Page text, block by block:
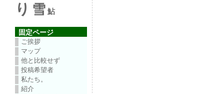
り 雪 鮎
固定ページ
ご挨拶
マップ
他と比較せず
投稿希望者
私たち。
紹介